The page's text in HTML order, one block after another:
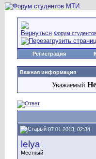
Форум
Регистрация
Важная информация
Уважаемый
07.01.2013, 02:34
lelya
Местный